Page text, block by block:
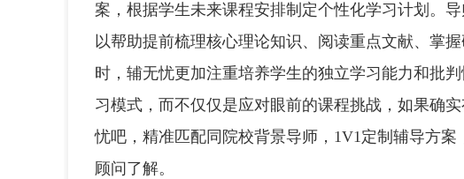
案，根据学生未来课程安排制定个性化学习计划。
以帮助提前梳理核心理论知识、阅读重点文献、掌
时，辅无忧更加注重培养学生的独立学习能力和批
习模式，而不仅仅是应对眼前的课程挑战，如果确
忧吧，精准匹配同院校背景导师，1V1定制辅导方
顾问了解。